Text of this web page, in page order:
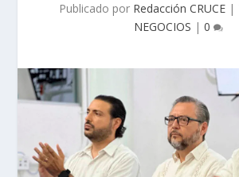
Publicado por Redacción CRUCE |
NEGOCIOS | 0